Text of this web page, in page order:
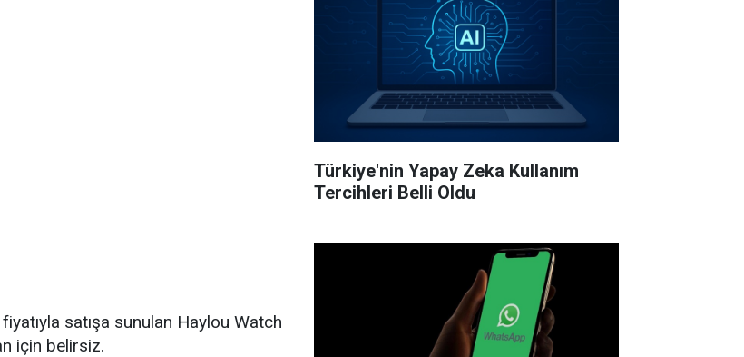
satışa sunulan Haylou Watch
için belirsiz.
Türkiye'nin Yapay Zeka Kullanım
Tercihleri Belli Oldu